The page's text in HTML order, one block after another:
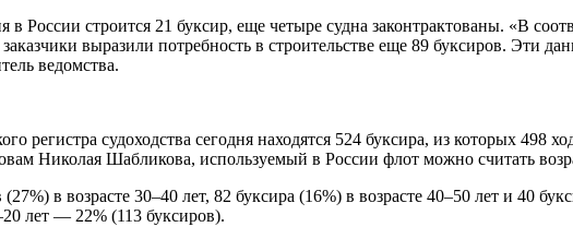
строится 21 буксир, еще четыре судна законтрактованы. «В
выразили потребность в строительстве еще 89 буксиров. Эти
ведомства.
регистра судоходства сегодня находятся 524 буксира, из которых 498
Николая Шабликова, используемый в России флот можно считать
в возрасте 30–40 лет, 82 буксира (16%) в возрасте 40–50 лет и 40
лет — 22% (113 буксиров).